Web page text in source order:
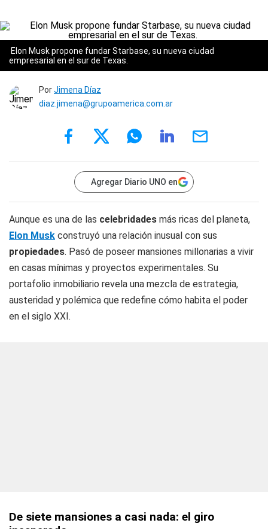
Elon Musk propone fundar Starbase, su nueva ciudad
empresarial en el sur de Texas.
PorJimena Díaz
diaz.jimena@grupoamerica.com.ar
Agregar Diario UNO en
Aunque es una de las celebridades más ricas del planeta,
Elon Musk construyó una relación inusual con sus
propiedades. Pasó de poseer mansiones millonarias a vivir
en casas mínimas y proyectos experimentales. Su
portafolio inmobiliario revela una mezcla de estrategia,
austeridad y polémica que redefine cómo habita el poder
en el siglo XXI.
De siete mansiones a casi nada: el giro